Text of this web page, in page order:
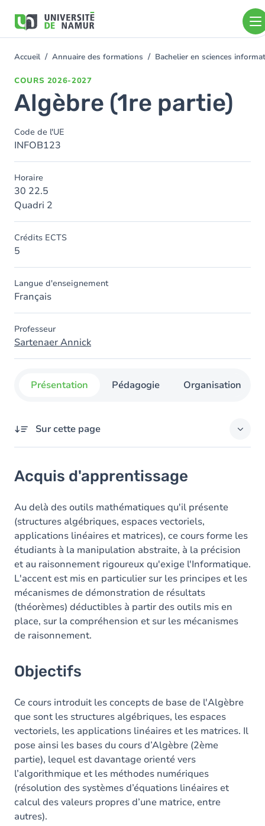
contenu
You
Accueil Annuaire des formations Bachelier en sciences
COURS 2026-2027
Algèbre (1re partie)
Code de l'UE
INFOB123
Horaire
30 22.5
Quadri 2
Crédits ECTS
5
Langue d'enseignement
Français
Professeur
Sartenaer Annick
Présentation Pédagogie Organisation
Sur cette page
Objectifs
Contenu
Table des matières
Exercices
Acquis d'apprentissage
Au delà des outils mathématiques qu'il présente
(structures algébriques, espaces vectoriels,
applications linéaires et matrices), ce cours forme les
étudiants à la manipulation abstraite, à la précision
et au raisonnement rigoureux qu'exige l'Informatique.
L'accent est mis en particulier sur les principes et les
mécanismes de démonstration de résultats
(théorèmes) déductibles à partir des outils mis en
place, sur la compréhension et sur les mécanismes
de raisonnement.
Objectifs
Ce cours introduit les concepts de base de l'Algèbre
que sont les structures algébriques, les espaces
vectoriels, les applications linéaires et les matrices. Il
pose ainsi les bases du cours d’Algèbre (2ème
partie), lequel est davantage orienté vers
l’algorithmique et les méthodes numériques
(résolution des systèmes d’équations linéaires et
calcul des valeurs propres d’une matrice, entre
autres).